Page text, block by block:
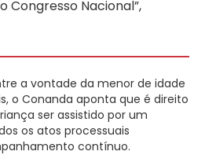
Congresso Nacional”,
a vontade da menor de idade
o Conanda aponta que é direito
ser assistido por um
os atos processuais
contínuo.